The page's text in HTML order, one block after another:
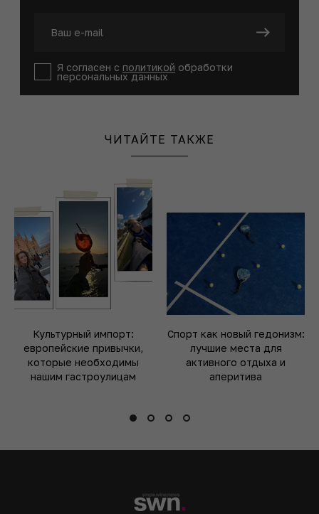
Я согласен с политикой обработки
персональных данных
ЧИТАЙТЕ ТАКЖЕ
Культурный импорт:
европейские привычки,
которые необходимы
нашим гастроулицам
Спорт как новый гедонизм:
лучшие места для
активного отдыха и
аперитива